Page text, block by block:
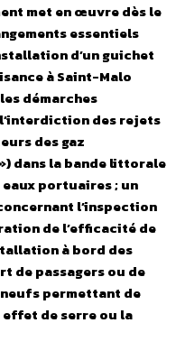
met en œuvre dès le
essentiels
d’un guichet
à Saint-Malo
démarches
des rejets
des gaz
dans la bande littorale
eaux portuaires ; un
l’inspection
de l’efficacité de
à bord des
de passagers ou de
permettant de
effet de serre ou la